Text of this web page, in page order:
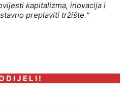
kapitalizma, inovacija i
preplaviti tržište.“
D I J E L I !